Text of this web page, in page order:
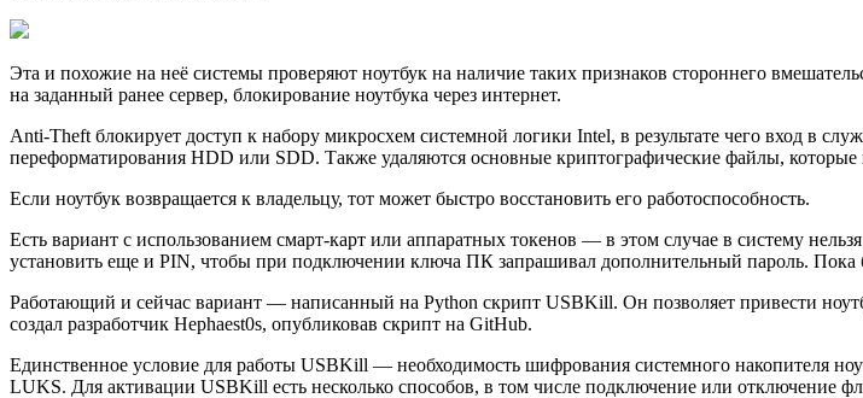
Эта и похожие на неё системы проверяют ноутбук на наличие таких признаков стороннего
на заданный ранее сервер, блокирование ноутбука через интернет.
Anti-Theft блокирует доступ к набору микросхем системной логики Intel, в результате чего вход в
переформатирования HDD или SDD. Также удаляются основные криптографические файлы,
Если ноутбук возвращается к владельцу, тот может быстро восстановить его работоспособность.
Есть вариант с использованием смарт-карт или аппаратных токенов — в этом случае в систему
установить еще и PIN, чтобы при подключении ключа ПК запрашивал дополнительный пароль. Пока
Работающий и сейчас вариант — написанный на Python скрипт USBKill. Он позволяет привести
создал разработчик Hephaest0s, опубликовав скрипт на GitHub.
Единственное условие для работы USBKill — необходимость шифрования системного накопителя
LUKS. Для активации USBKill есть несколько способов, в том числе подключение или отключение